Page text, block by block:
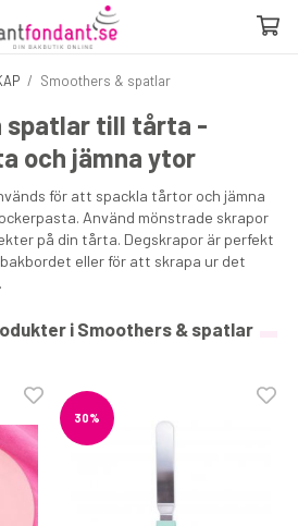
/ Smoothers & spatlar
spatlar till tårta -
och jämna ytor
för att spackla tårtor och jämna
Använd mönstrade skrapor
på din tårta. Degskrapor är perfekt
eller för att skrapa ur det
i Smoothers & spatlar
30%